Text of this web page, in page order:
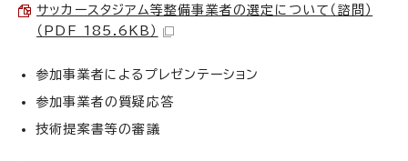
サッカースタジアム等整備事業者の選定について（諮問）
（PDF 185.6KB）
参加事業者によるプレゼンテーション
参加事業者の質疑応答
技術提案書等の審議